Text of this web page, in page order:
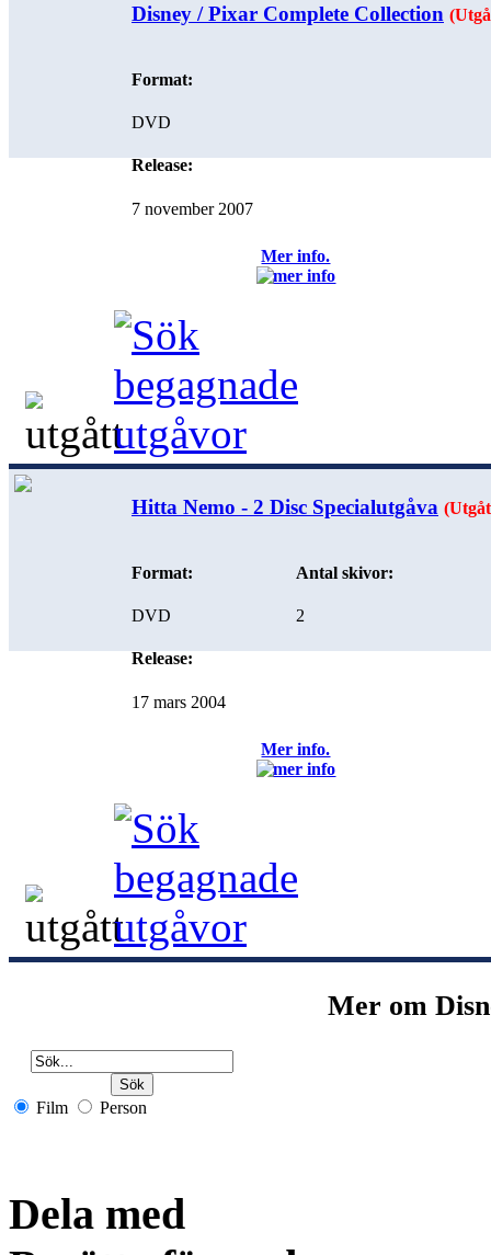
Disney / Pixar Complete Collection
Format:
DVD
Release:
7 november 2007
Mer info.
Hitta Nemo - 2 Disc Specialutgåva
Format:
DVD
Release:
17 mars 2004
Antal skivor:
2
Mer info.
Mer om
Film Person
Dela med